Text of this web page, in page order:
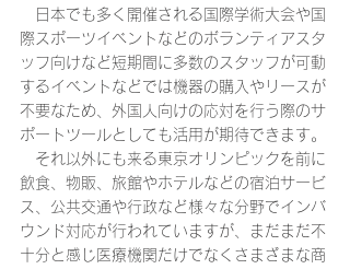
日本でも多く開催される国際学術大会や国
際スポーツイベントなどのボランティアスタ
ッフ向けなど短期間に多数のスタッフが可動
するイベントなどでは機器の購入やリースが
不要なため、外国人向けの応対を行う際のサ
ポートツールとしても活用が期待できます。
それ以外にも来る東京オリンピックを前に
飲食、物販、旅館やホテルなどの宿泊サービ
ス、公共交通や行政など様々な分野でインバ
ウンド対応が行われていますが、まだまだ不
十分と感じ医療機関だけでなくさまざまな商